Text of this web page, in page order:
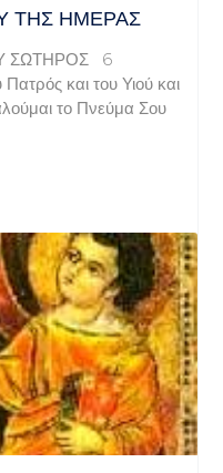
ΤΗΣ ΗΜΈΡΑΣ
ΣΩΤΗΡΟΣ 6
και του Υιού και
το Πνεύμα Σου